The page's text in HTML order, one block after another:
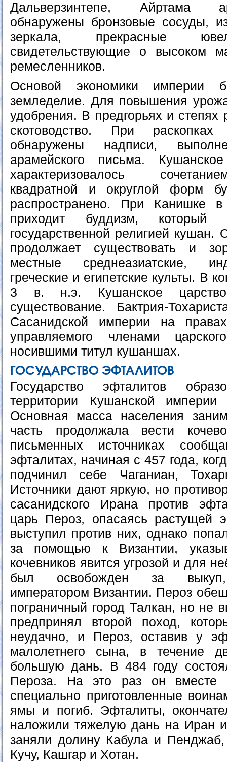
Дальверзинтепе, Айртама
обнаружены бронзовые сосуды,
зеркала, прекрасные
свидетельствующие о высоком
ремесленников.
Основой экономики империи
земледелие. Для повышения
удобрения. В предгорьях и степях
скотоводство. При
обнаружены надписи,
арамейского письма.
характеризовалось
квадратной и округлой форм
распространено. При Канишке
приходит буддизм, который
государственной религией кушан.
продолжает существовать и
местные среднеазиатские,
греческие и египетские культы. В
3 в. н.э. Кушанское царство
существование. Бактрия-
Сасанидской империи на
управляемого членами
носившими титул кушаншах.
ГОСУДАРСТВО ЭФТАЛИТОВ
Государство эфталитов
территории Кушанской
Основная масса населения
часть продолжала вести
письменных источниках
эфталитах, начиная с 457 года,
подчинил себе Чаганиан,
Источники дают яркую, но
сасанидского Ирана против
царь Пероз, опасаясь растущей
выступил против них, однако
за помощью к Византии,
кочевников явится угрозой и для
был освобожден за выкуп,
императором Византии. Пероз
пограничный город Талкан, но не
предпринял второй поход,
неудачно, и Пероз, оставив у
малолетнего сына, в течение
большую дань. В 484 году
Пероза. На это раз он вместе
специально приготовленные
ямы и погиб. Эфталиты,
наложили тяжелую дань на Иран
заняли долину Кабула и
Кучу, Кашгар и Хотан.